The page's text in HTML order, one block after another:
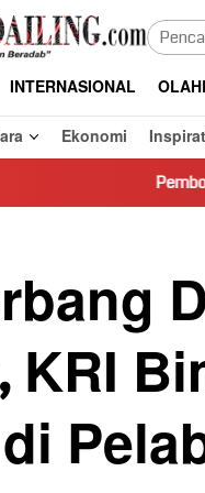
INTERNASIONAL
Ekonomi
Pembongkaran Paksa
KRI